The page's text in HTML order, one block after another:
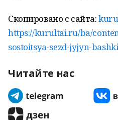
Скопировано с сайта:
https://kurultai.ru/ba/
sostoitsya-sezd-jyjyn-
Читайте нас